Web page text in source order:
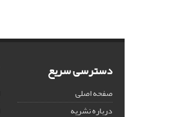
دسترسی سریع
صفحه اصلی
درباره نشریه